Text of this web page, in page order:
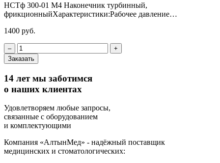
НСТф 300-01 М4 Наконечник турбинный,
фрикционныйХарактеристики:Рабочее давление…
1400 руб.
‒
+
Заказать
14 лет мы заботимся
о наших клиентах
Удовлетворяем любые запросы,
связанные с оборудованием
и комплектующими
Компания «АлтынМед» - надёжный поставщик
медицинских и стоматологических: